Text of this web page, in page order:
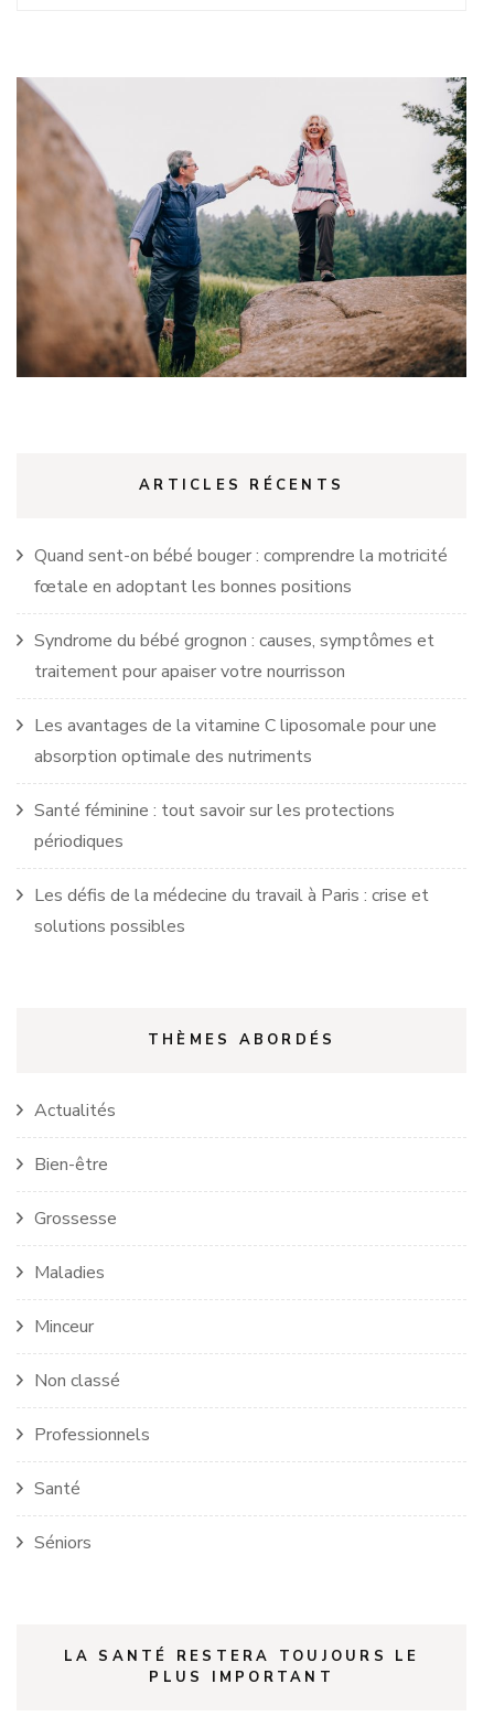
ARTICLES RÉCENTS
Quand sent-on bébé bouger : comprendre la motricité
fœtale en adoptant les bonnes positions
Syndrome du bébé grognon : causes, symptômes et
traitement pour apaiser votre nourrisson
Les avantages de la vitamine C liposomale pour une
absorption optimale des nutriments
Santé féminine : tout savoir sur les protections
périodiques
Les défis de la médecine du travail à Paris : crise et
solutions possibles
THÈMES ABORDÉS
Actualités
Bien-être
Grossesse
Maladies
Minceur
Non classé
Professionnels
Santé
Séniors
LA SANTÉ RESTERA TOUJOURS LE
PLUS IMPORTANT